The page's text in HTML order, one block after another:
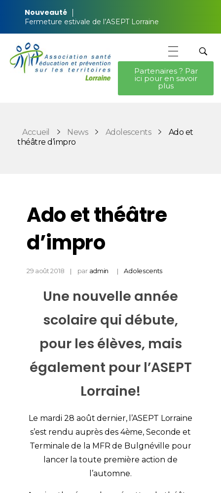
Nouveauté
Fermeture estivale de l’ASEPT Lorraine
Partenaires ? Par
ici pour en savoir
plus
Accueil News Adolescents
Ado et
théâtre d’impro
Ado et théâtre
d’impro
29 août 2018 par admin Adolescents
Une nouvelle année
scolaire qui débute,
pour les élèves, mais
également pour l’ASEPT
Lorraine!
Le mardi 28 août dernier, l’ASEPT Lorraine
s’est rendu auprès des 4ème, Seconde et
Terminale de la MFR de Bulgnéville pour
lancer la toute première action de
l’automne.